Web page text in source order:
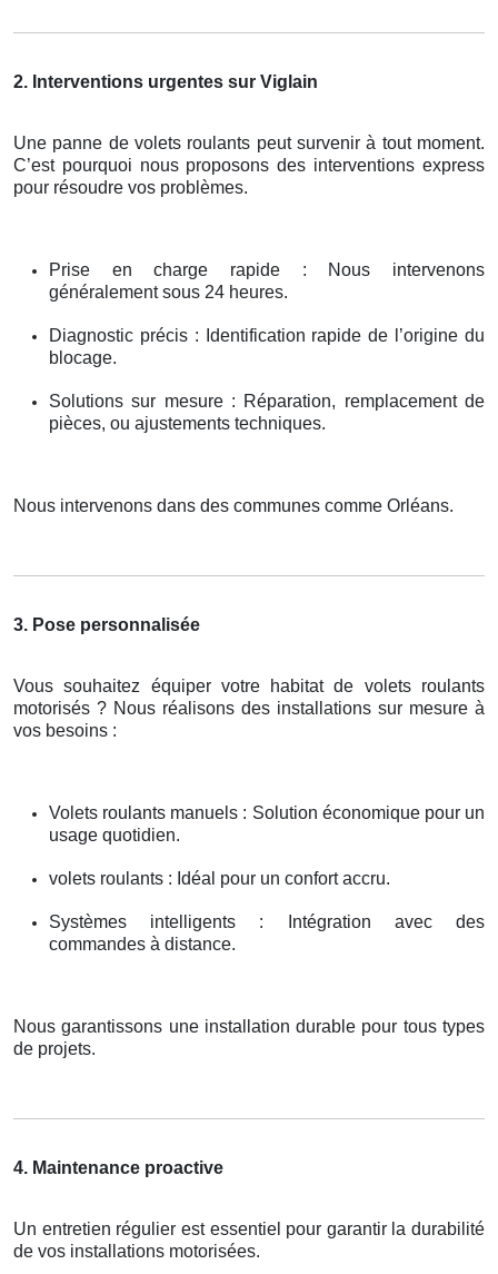
2. Interventions urgentes sur Viglain
Une panne de volets roulants peut survenir à tout moment.
C’est pourquoi nous proposons des interventions express
pour résoudre vos problèmes.
Prise en charge rapide : Nous intervenons
généralement sous 24 heures.
Diagnostic précis : Identification rapide de l’origine du
blocage.
Solutions sur mesure : Réparation, remplacement de
pièces, ou ajustements techniques.
Nous intervenons dans des communes comme Orléans.
3. Pose personnalisée
Vous souhaitez équiper votre habitat de volets roulants
motorisés ? Nous réalisons des installations sur mesure à
vos besoins :
Volets roulants manuels : Solution économique pour un
usage quotidien.
volets roulants : Idéal pour un confort accru.
Systèmes intelligents : Intégration avec des
commandes à distance.
Nous garantissons une installation durable pour tous types
de projets.
4. Maintenance proactive
Un entretien régulier est essentiel pour garantir la durabilité
de vos installations motorisées.